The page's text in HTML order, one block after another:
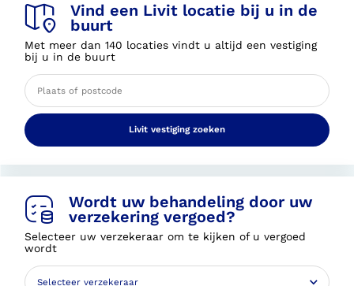
Vind een Livit locatie bij u in de
buurt
Met meer dan 140 locaties vindt u altijd een vestiging
bij u in de buurt
Livit vestiging zoeken
Wordt uw behandeling door uw
verzekering vergoed?
Selecteer uw verzekeraar om te kijken of u vergoed
wordt